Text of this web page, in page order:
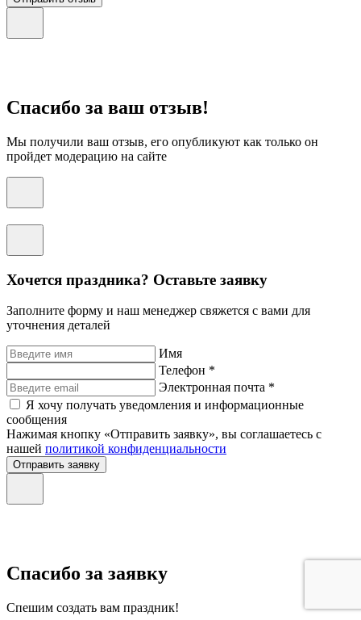
Спасибо за ваш отзыв!
Мы получили ваш отзыв, его опубликуют как только он
пройдет модерацию на сайте
Хочется праздника? Оставьте заявку
Заполните форму и наш менеджер свяжется с вами для
уточнения деталей
Имя
Телефон *
Электронная почта *
Я хочу получать уведомления и информационные
сообщения
Нажимая кнопку «Отправить заявку», вы соглашаетесь с
нашей политикой конфиденциальности
Отправить заявку
Спасибо за заявку
Спешим создать вам праздник!